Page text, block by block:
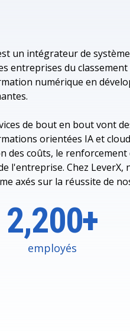
un intégrateur de
entreprises du
numérique en
de bout en bout vont
orientées IA et
des coûts, le
l'entreprise. Chez
axés sur la réussite de
2,200+
employés